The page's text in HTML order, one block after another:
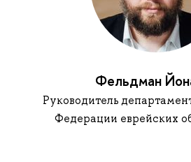
Фельдман
Руководитель
Федерации еврейских